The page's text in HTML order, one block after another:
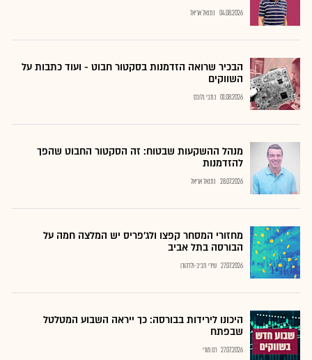
04.08.2026 נתנאל אריאל
הבכיר שרואה הזדמנות בסקטור חבוט - ועוד כתבות על
השווקים
01.08.2026 כתבי גלובס
מנהל ההשקעות שבטוח: זה הסקטור החבוט שהפך
להזדמנות
28.07.2026 נתנאל אריאל
מחזורי המסחר קפצו ולג'פריס יש המלצה חמה על
הבורסה בתל אביב
27.07.2026 שירי חביב-ולדהורן
היכונו לירידות בבורסה: כך ייראה השבוע המטלטל
שבפתח
27.07.2026 רם מורי